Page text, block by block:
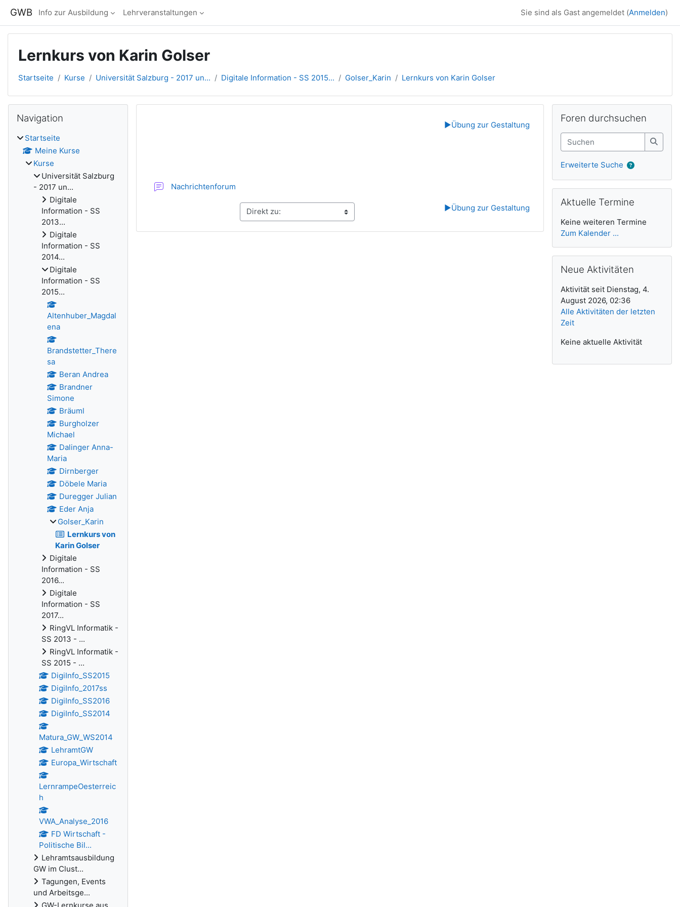
GWB Info zur Ausbildung Lehrveranstaltungen Sie sind als Gast angemeldet (Anmelden)
Lernkurs von Karin Golser
Startseite Kurse Universität Salzburg - 2017 un... Digitale Information - SS 2015... Golser_Karin Lernkurs von Karin Golser
▶︎Übung zur Gestaltung
Nachrichtenforum
▶︎Übung zur Gestaltung
Blöcke
Navigation
Startseite
Meine Kurse
Kurse
Universität Salzburg
- 2017 un...
Digitale
Information - SS
2013...
Digitale
Information - SS
2014...
Digitale
Information - SS
2015...
Altenhuber_Magdal
ena
Brandstetter_There
sa
Beran Andrea
Brandner
Simone
Bräuml
Burgholzer
Michael
Dalinger Anna-
Maria
Dirnberger
Döbele Maria
Duregger Julian
Eder Anja
Golser_Karin
Lernkurs von
Karin Golser
Digitale
Information - SS
2016...
Digitale
Information - SS
2017...
RingVL Informatik -
SS 2013 - ...
RingVL Informatik -
SS 2015 - ...
DigiInfo_SS2015
DigiInfo_2017ss
DigiInfo_SS2016
DigiInfo_SS2014
Matura_GW_WS2014
LehramtGW
Europa_Wirtschaft
LernrampeOesterreic
h
VWA_Analyse_2016
FD Wirtschaft -
Politische Bil...
Lehramtsausbildung
GW im Clust...
Tagungen, Events
und Arbeitsge...
Foren durchsuchen
Suchen
Erweiterte Suche
Aktuelle Termine
Keine weiteren Termine
Zum Kalender ...
Neue Aktivitäten
Aktivität seit Dienstag, 4.
August 2026, 02:36
Alle Aktivitäten der letzten
Zeit
Keine aktuelle Aktivität